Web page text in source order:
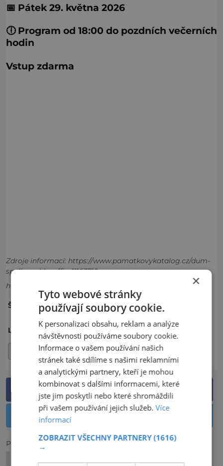
📅 Pátek 29. května 2026
🕕 Program od 18:00 do pozdních večerních
hodin
Vstup zdarma
Zdroje informací: https://www.pamatkovykatalog.cz/dum-
spolku-schlaraffia-11163718
https://www.pamatkovykatalog.cz/
ŠTÍTKY: KOSTEL PAMÁTKY
LOKALITA: ČESKO KARLOVARSKÝ KRAJ
OKRES CHEB
Sdílet na Facebooku
Sdílet na Twitteru
Předchozí článek
×
Tyto webové stránky
používají soubory cookie.
K personalizaci obsahu, reklam a analýze
návštěvnosti používáme soubory cookie.
Informace o vašem používání našich
stránek také sdílíme s našimi reklamními
a analytickými partnery, kteří je mohou
kombinovat s dalšími informacemi, které
jste jim poskytli nebo které shromáždili
při vašem používání jejich služeb.Více
informací
ZOBRAZIT VŠECHNY PARTNERY(1616)
→